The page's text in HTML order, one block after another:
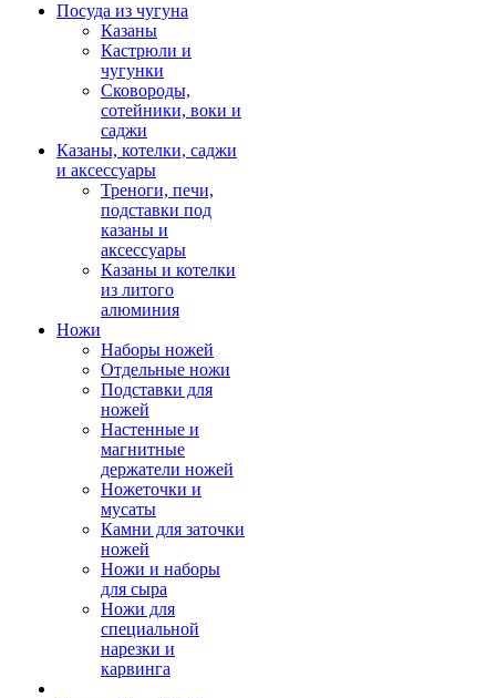
Посуда из чугуна
Казаны
Кастрюли и
чугунки
Сковороды,
сотейники, воки и
саджи
Казаны, котелки, саджи
и аксессуары
Треноги, печи,
подставки под
казаны и
аксессуары
Казаны и котелки
из литого
алюминия
Ножи
Наборы ножей
Отдельные ножи
Подставки для
ножей
Настенные и
магнитные
держатели ножей
Ножеточки и
мусаты
Камни для заточки
ножей
Ножи и наборы
для сыра
Ножи для
специальной
нарезки и
карвинга